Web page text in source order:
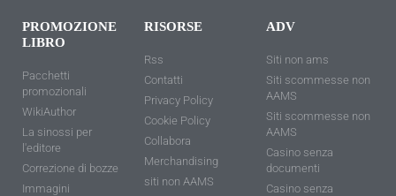
PROMOZIONE
LIBRO
Pacchetti
promozionali
WikiAuthor
La sinossi per
l'editore
Correzione di bozze
Immagini
RISORSE
Rss
Contatti
Privacy Policy
Cookie Policy
Collabora
Merchandising
siti non AAMS
ADV
Siti non ams
Siti scommesse non
AAMS
Siti scommesse non
AAMS
Casino senza
documenti
Casino senza